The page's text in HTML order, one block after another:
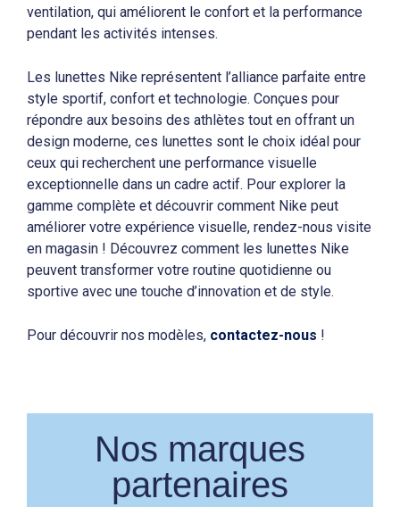
ventilation, qui améliorent le confort et la performance
pendant les activités intenses.
Les lunettes Nike représentent l’alliance parfaite entre
style sportif, confort et technologie. Conçues pour
répondre aux besoins des athlètes tout en offrant un
design moderne, ces lunettes sont le choix idéal pour
ceux qui recherchent une performance visuelle
exceptionnelle dans un cadre actif. Pour explorer la
gamme complète et découvrir comment Nike peut
améliorer votre expérience visuelle, rendez-nous visite
en magasin ! Découvrez comment les lunettes Nike
peuvent transformer votre routine quotidienne ou
sportive avec une touche d’innovation et de style.
Pour découvrir nos modèles, contactez-nous !
Nos marques
partenaires